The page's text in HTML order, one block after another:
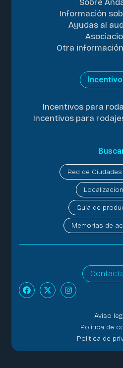
Información
Ayudas al
Otra
Incentivos para
Incentivos para
Red de
Guía de
Memorias de
Aviso
Política de
Política de